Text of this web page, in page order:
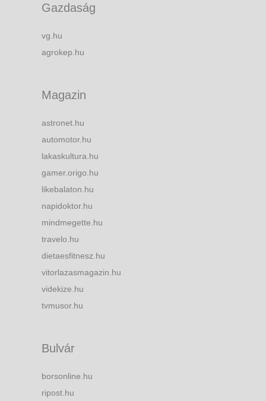
Gazdaság
vg.hu
agrokep.hu
Magazin
astronet.hu
automotor.hu
lakaskultura.hu
gamer.origo.hu
likebalaton.hu
napidoktor.hu
mindmegette.hu
travelo.hu
dietaesfitnesz.hu
vitorlazasmagazin.hu
videkize.hu
tvmusor.hu
Bulvár
borsonline.hu
ripost.hu